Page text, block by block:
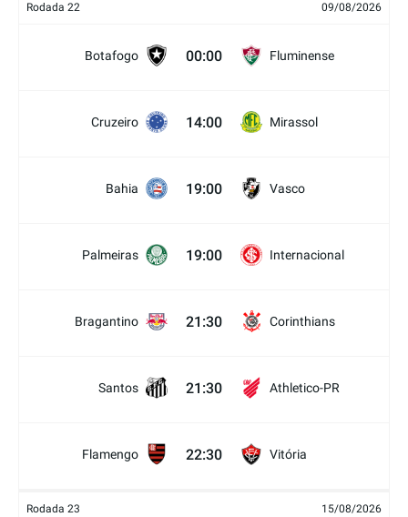
Rodada 22 09/08/2026
Botafogo 00:00 Fluminense
Cruzeiro 14:00 Mirassol
Bahia 19:00 Vasco
Palmeiras 19:00 Internacional
Bragantino 21:30 Corinthians
Santos 21:30 Athletico-PR
Flamengo 22:30 Vitória
Rodada 23 15/08/2026